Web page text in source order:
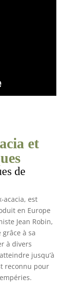
et
de
acacia, est
en Europe
Jean Robin,
à sa
à divers
jusqu’à
reconnu pour